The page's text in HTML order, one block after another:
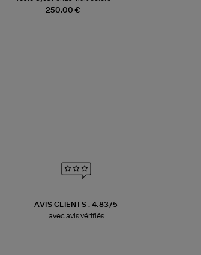
250,00 €
AVIS CLIENTS : 4.83/5
avec avis vérifiés